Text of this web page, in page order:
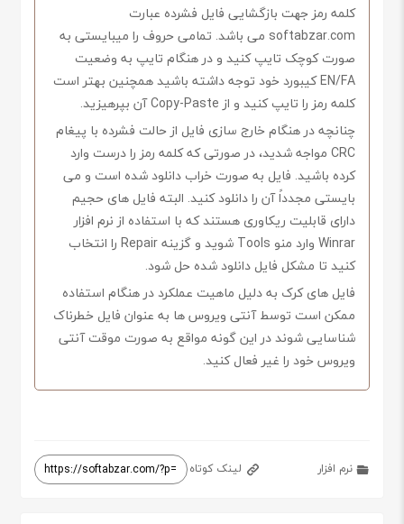
کلمه رمز جهت بازگشایی فایل فشرده عبارت
softabzar.com می باشد. تمامی حروف را میبایستی به
صورت کوچک تایپ کنید و در هنگام تایپ به وضعیت
EN/FA کیبورد خود توجه داشته باشید همچنین بهتر است
کلمه رمز را تایپ کنید و از Copy-Paste آن بپرهیزید.
چنانچه در هنگام خارج سازی فایل از حالت فشرده با پیغام
CRC مواجه شدید، در صورتی که کلمه رمز را درست وارد
کرده باشید. فایل به صورت خراب دانلود شده است و می
بایستی مجدداً آن را دانلود کنید. البته فایل های حجیم
دارای قابلیت ریکاوری هستند که با استفاده از نرم افزار
Winrar وارد منو Tools شوید و گزینه Repair را انتخاب
کنید تا مشکل فایل دانلود شده حل شود.
فایل های کرک به دلیل ماهیت عملکرد در هنگام استفاده
ممکن است توسط آنتی ویروس ها به عنوان فایل خطرناک
شناسایی شوند در این گونه مواقع به صورت موقت آنتی
ویروس خود را غیر فعال کنید.
نرم افزار لینک کوتاه